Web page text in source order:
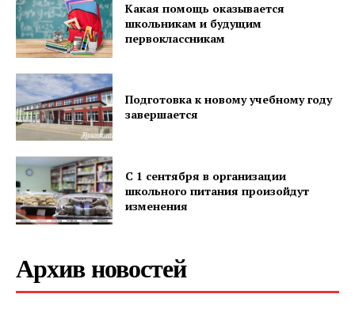
Какая помощь оказывается
школьникам и будущим
первоклассникам
Подготовка к новому учебному году
завершается
С 1 сентября в организации
школьного питания произойдут
изменения
Архив новостей